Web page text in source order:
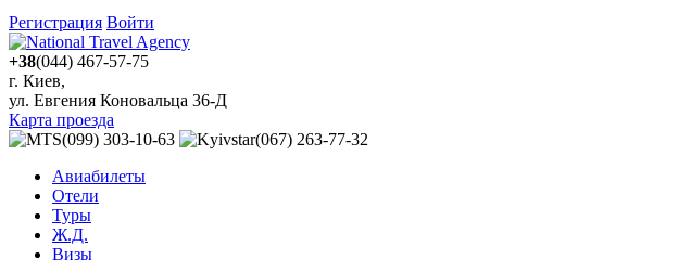
Регистрация Войти
+38(044) 467-57-75
г. Киев,
ул. Евгения Коновальца 36-Д
Карта проезда
(099) 303-10-63
(067) 263-77-32
Авиабилеты
Отели
Туры
Ж.Д.
Визы